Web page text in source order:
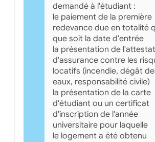
demandé à l'étudiant :
le paiement de la première
redevance due en totalité
que soit la date d'entrée
la présentation de
d'assurance contre les
locatifs (incendie, dégât
eaux, responsabilité civile)
la présentation de la carte
d'étudiant ou un certificat
d'inscription de l'année
universitaire pour laquelle
le logement a été obtenu